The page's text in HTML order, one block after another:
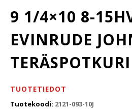
9 1/4×10 8-
EVINRUDE
TERÄSPOTKURI
TUOTETIEDOT
Tuotekoodi: 2121-093-10J